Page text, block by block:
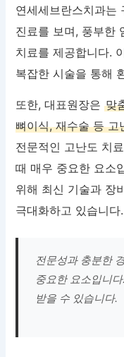
연세세브란스치과는
진료를 보며, 풍부한
치료를 제공합니다.
복잡한 시술을 통해
또한, 대표원장은맞
뼈이식, 재수술 등 고
전문적인 고난도 치
때 매우 중요한 요소
위해 최신 기술과 장
극대화하고 있습니다.
전문성과 충분한
중요한 요소입니
받을 수 있습니다.